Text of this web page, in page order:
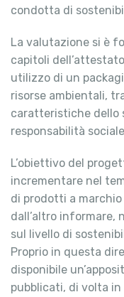
condotta di
La valutazione si è
capitoli
utilizzo di un
risorse ambientali,
caratteristiche dello
responsabilità
L’obiettivo del
incrementare nel
di prodotti a
dall’altro informare,
sul livello di
Proprio in questa
disponibile
pubblicati, di volta